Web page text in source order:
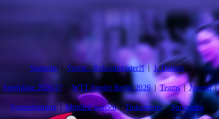
Startseite Verein - Rekordmeister?! 1. Damen
Spielpläne 2026/27 WTT Feeder Berlin 2026 Teams Jugend
Systemtraining Mitglied werden Dokumente Sponsoren